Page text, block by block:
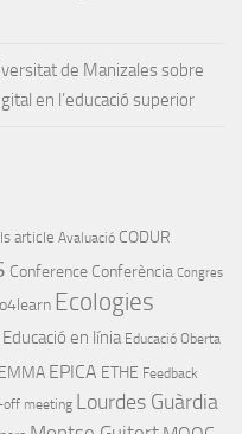
de Manizales sobre
en l’educació superior
article Avaluació CODUR
Conference Conferència Congres
Ecologies
Educació en línia Educació Oberta
EMMA EPICA ETHE Feedback
off meeting Lourdes Guàrdia